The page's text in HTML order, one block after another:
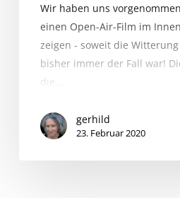
Wir haben uns
einen Open-Air-Film im
zeigen - soweit die
bisher immer der Fall war!
die…
gerhild
23. Februar 2020